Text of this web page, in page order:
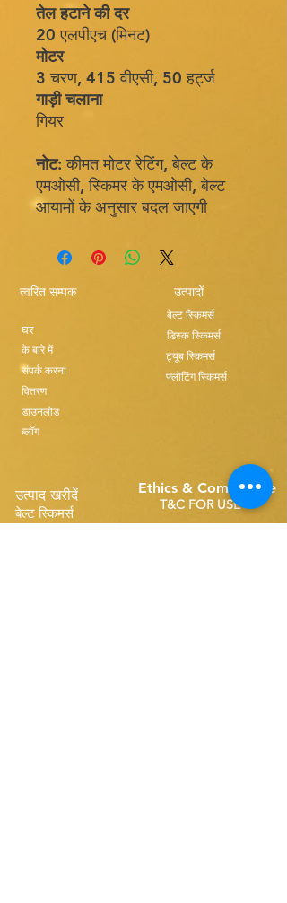
तेल हटाने की दर
20 एलपीएच (मिनट)
मोटर
3 चरण, 415 वीएसी, 50 हर्ट्ज
गाड़ी चलाना
गियर
नोट: कीमत मोटर रेटिंग, बेल्ट के
एमओसी, स्किमर के एमओसी, बेल्ट
आयामों के अनुसार बदल जाएगी
त्वरित सम्पक
घर
के बारे में
संपर्क करना
वितरण
डाउनलोड
ब्लॉग
उत्पादों
बेल्ट स्किमर्स
डिस्क स्किमर्स
ट्यूब स्किमर्स
फ्लोटिंग स्किमर्स
उत्पाद खरीदें
बेल्ट स्किमर्स
Ethics & Compilance
T&C FOR USE